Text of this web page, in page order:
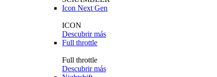
Icon Next Gen
ICON
Descubrir más
Full throttle
Full throttle
Descubrir más